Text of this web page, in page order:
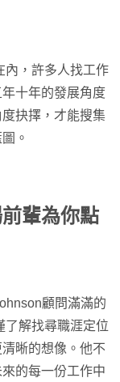
內，許多人找工作
十年的發展角度
抉擇，才能搜集
。
輩為你點
顧問滿滿的
了解找尋職涯定位
晰的想像。他不
的每一份工作中